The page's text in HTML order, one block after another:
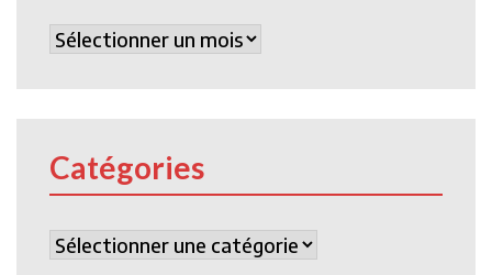
Archives
Catégories
Catégories